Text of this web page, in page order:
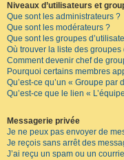
Niveaux d’utilisateurs et
Que sont les administrateurs ?
Que sont les modérateurs ?
Que sont les groupes
Où trouver la liste des
Comment devenir chef de
Pourquoi certains membres
Qu’est-ce qu’un « Groupe par
Qu’est-ce que le lien «
Messagerie privée
Je ne peux pas envoyer de
Je reçois sans arrêt des
J’ai reçu un spam ou un